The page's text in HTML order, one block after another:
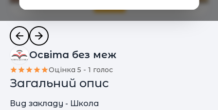
Освіта без меж
Оцінка 5 - 1 голос
Загальний опис
Вид закладу - Школа